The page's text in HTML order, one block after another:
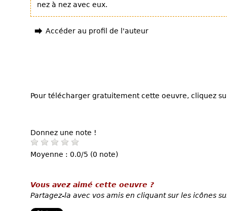
nez à nez avec eux.
Accéder au profil de l'auteur
Pour télécharger gratuitement cette oeuvre, cliquez
Donnez une note !
Moyenne : 0.0/5 (0 note)
Vous avez aimé cette oeuvre ?
Partagez-la avec vos amis en cliquant sur les icônes